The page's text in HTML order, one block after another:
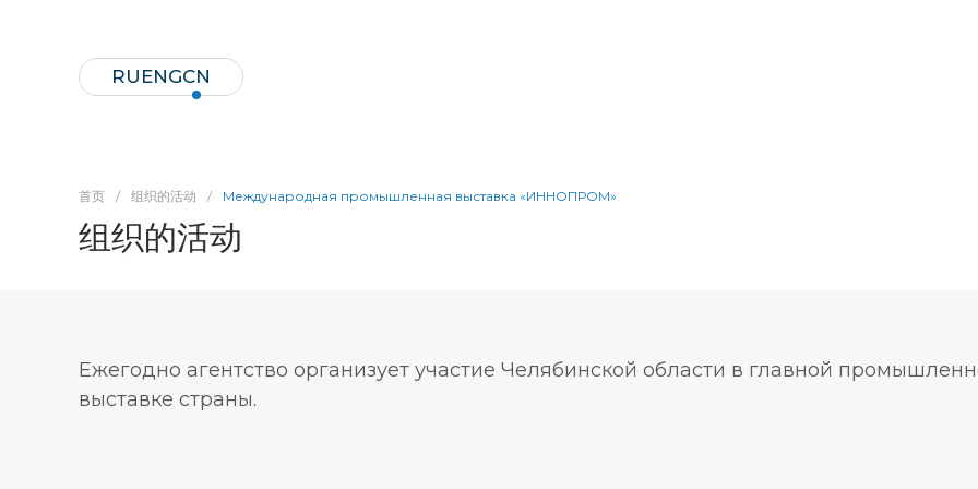
RU ENGCN
首页 / 组织的活动 / Международная промышленная выставка «ИННОПРОМ»
组织的活动
Ежегодно агентство организует участие Челябинской области в главной
выставке страны.